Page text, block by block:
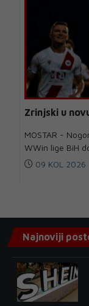
Zrinjski u
MOSTAR -
WWin lige BiH
09 KOL 2026
Najnoviji